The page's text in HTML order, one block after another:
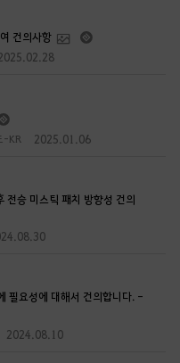
건의사항
-KR 2025.01.06
전승 미스틱 패치 방향성 건의
필요성에 대해서 건의합니다. -
2024.08.10